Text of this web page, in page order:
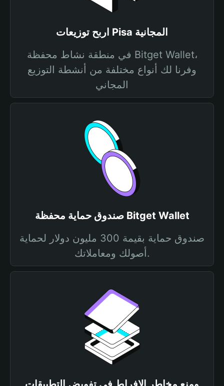
اربح توزيعات Pisa المجانية
في منطقة نشاط محفظة Bitget Wallet،
وفرنا لك أنواع مختلفة من أنشطة التوزيع
المجاني
صندوق حماية محفظة Bitget Wallet
صندوق حماية بقيمة 300 مليون دولار لحماية
أصولك ومعاملاتك.